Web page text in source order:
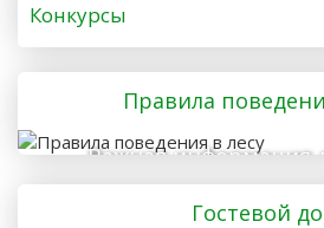
Конкурсы
Правила
Важная информация
отправляется
Гостевой